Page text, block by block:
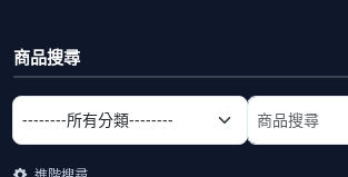
商品搜尋
選擇商品分類
搜尋商品關鍵字